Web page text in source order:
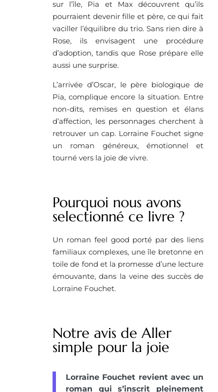
sur l’île, Pia et Max découvrent qu’ils
pourraient devenir fille et père, ce qui fait
vaciller l’équilibre du trio. Sans rien dire à
Rose, ils envisagent une procédure
d’adoption, tandis que Rose prépare elle
aussi une surprise.
L’arrivée d’Oscar, le père biologique de
Pia, complique encore la situation. Entre
non-dits, remises en question et élans
d’affection, les personnages cherchent à
retrouver un cap. Lorraine Fouchet signe
un roman généreux, émotionnel et
tourné vers la joie de vivre.
Pourquoi nous avons
selectionné ce livre ?
Un roman feel good porté par des liens
familiaux complexes, une île bretonne en
toile de fond et la promesse d’une lecture
émouvante, dans la veine des succès de
Lorraine Fouchet.
Notre avis de Aller
simple pour la joie
Lorraine Fouchet revient avec un
roman qui s’inscrit pleinement